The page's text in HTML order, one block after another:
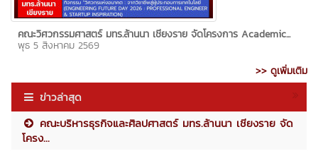
คณะวิศวกรรมศาสตร์ มทร.ล้านนา เชียงราย จัดโครงการ Academic...
พุธ 5 สิงหาคม 2569
>> ดูเพิ่มเติม
ข่าวล่าสุด
คณะบริหารธุรกิจและศิลปศาสตร์ มทร.ล้านนา เชียงราย จัด
โครง...